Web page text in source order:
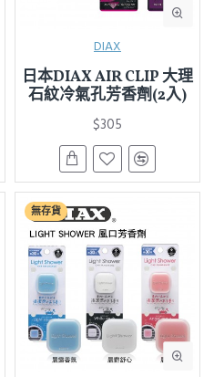
DIAX
日本DIAX AIR CLIP 大理
石紋冷氣孔芳香劑(2入)
$305
無存貨